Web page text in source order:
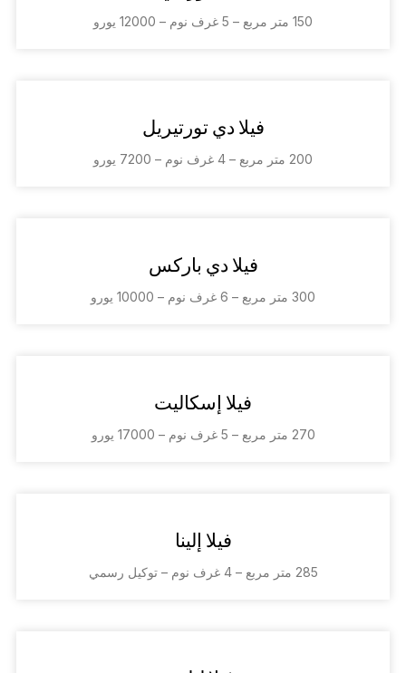
150 متر مربع – 5 غرف نوم – 12000 يورو
فيلا دي تورتيريل
200 متر مربع – 4 غرف نوم – 7200 يورو
فيلا دي باركس
300 متر مربع – 6 غرف نوم – 10000 يورو
فيلا إسكاليت
270 متر مربع – 5 غرف نوم – 17000 يورو
فيلا إلينا
285 متر مربع – 4 غرف نوم – توكيل رسمي